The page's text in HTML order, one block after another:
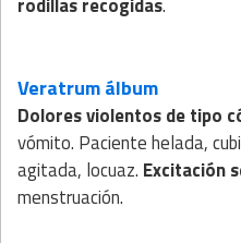
Veratrum álbum
Dolores violentos de tipo
vómito. Paciente helada,
agitada, locuaz. Excitación
menstruación.